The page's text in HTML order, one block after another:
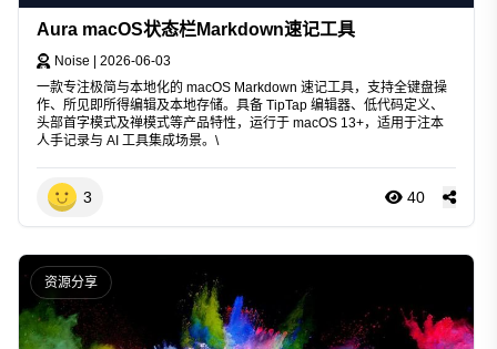
Aura macOS状态栏Markdown速记工具
Noise | 2026-06-03
一款专注极简与本地化的 macOS Markdown 速记工具，支持全键盘操
作、所见即所得编辑及本地存储。具备 TipTap 编辑器、低代码定义、
头部首字模式及禅模式等产品特性，运行于 macOS 13+，适用于注本
人手记录与 AI 工具集成场景。\
3 40
资源分享